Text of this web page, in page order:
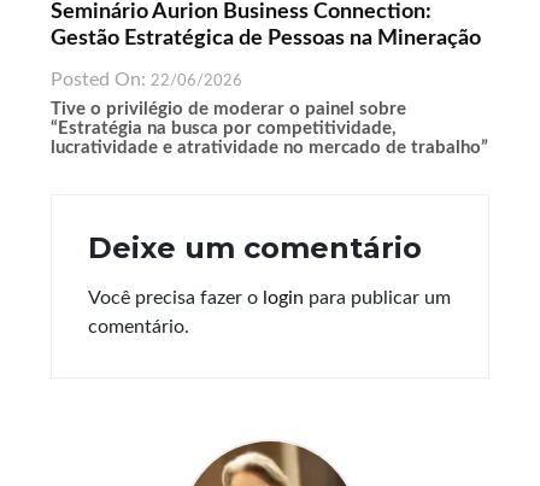
Seminário Aurion Business Connection:
Gestão Estratégica de Pessoas na Mineração
Posted On: 22/06/2026
Tive o privilégio de moderar o painel sobre
“Estratégia na busca por competitividade,
lucratividade e atratividade no mercado de trabalho”
Deixe um comentário
Você precisa fazer o login para publicar um
comentário.